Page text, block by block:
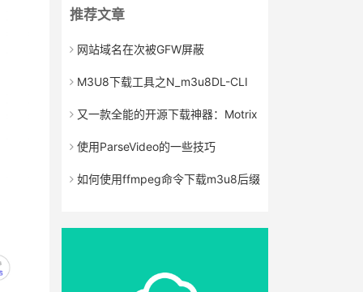
推荐文章
网站域名在次被GFW屏蔽
M3U8下载工具之N_m3u8DL-CLI
又一款全能的开源下载神器：Motrix
使用ParseVideo的一些技巧
如何使用ffmpeg命令下载m3u8后缀